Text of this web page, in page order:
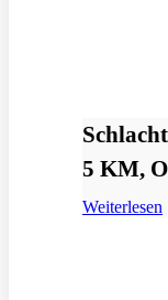
5 KM,
Weiterlesen